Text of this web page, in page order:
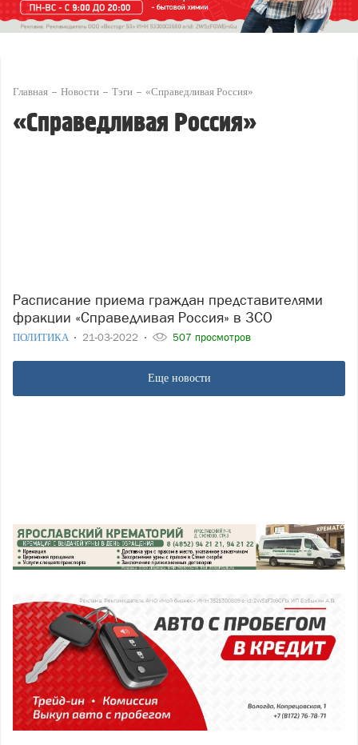
Главная Новости Тэги «Справедливая Россия»
«Справедливая Россия»
Расписание приема граждан представителями
фракции «Справедливая Россия» в ЗСО
ПОЛИТИКА 21-03-2022 507 просмотров
Еще новости